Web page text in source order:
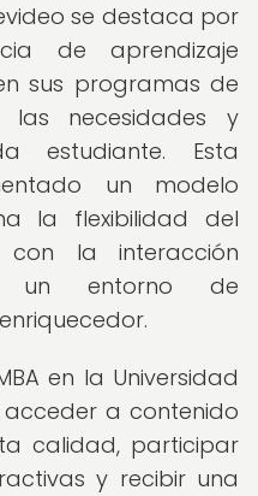
se destaca por
de aprendizaje
sus programas de
las necesidades y
estudiante. Esta
un modelo
la flexibilidad del
la interacción
un entorno de
en la Universidad
a contenido
calidad, participar
y recibir una